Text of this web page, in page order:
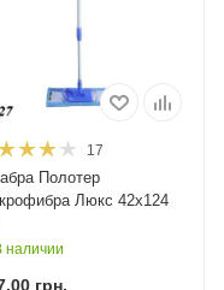
17
Полотер
Люкс 42х124
наличии
грн.